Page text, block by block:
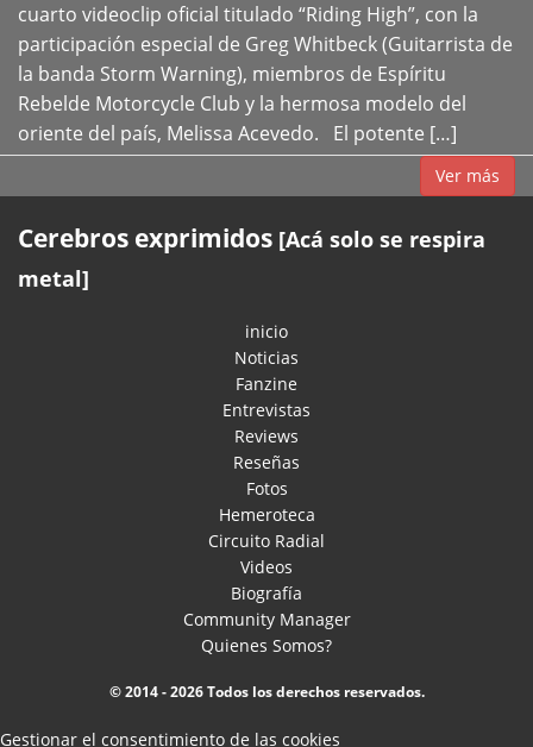
cuarto videoclip oficial titulado “Riding High”, con la
participación especial de Greg Whitbeck (Guitarrista de
la banda Storm Warning), miembros de Espíritu
Rebelde Motorcycle Club y la hermosa modelo del
oriente del país, Melissa Acevedo. El potente […]
Ver más
Cerebros exprimidos [Acá solo se respira
metal]
inicio
Noticias
Fanzine
Entrevistas
Reviews
Reseñas
Fotos
Hemeroteca
Circuito Radial
Videos
Biografía
Community Manager
Quienes Somos?
© 2014 - 2026 Todos los derechos reservados.
Gestionar el consentimiento de las cookies